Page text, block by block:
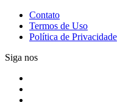
Contato
Termos de Uso
Política de Privacidade
Siga nos